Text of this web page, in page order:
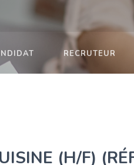
RECRUTEUR
(H/F)